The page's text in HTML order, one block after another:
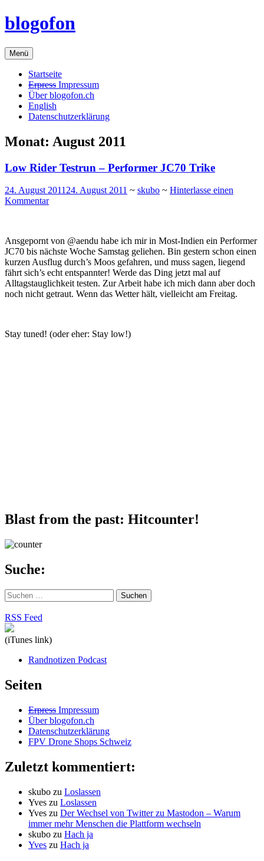
Zum
Inhalt
blogofon
Menü
Startseite
Erpress Impressum
Über blogofon.ch
English
Datenschutzerklärung
Monat: August 2011
Low Rider Testrun – Performer JC70 Trike
24. August 201124. August 2011 ~ skubo ~ Hinterlasse einen
Kommentar
Ansgepornt von @aendu habe ich mir in Most-Indien ein Performer
JC70 bis nächste Woche Samstag geliehen. Bin gestern schon einen
kurzen Ausflug durch’s Moos gefahren, und muss sagen, liegend
fährt sich’s echt entspannter! Werde das Ding jetzt mal auf
Alltagstauglichkeit testen. Zur Arbeit habe ich mich dann aber doch
noch nicht getraut. Wenn das Wetter hält, vielleicht am Freitag.
Stay tuned! (oder eher: Stay low!)
Blast from the past: Hitcounter!
Suche:
Suchen
nach:
RSS Feed
(iTunes link)
Randnotizen Podcast
Seiten
Erpress Impressum
Über blogofon.ch
Datenschutzerklärung
FPV Drone Shops Schweiz
Zuletzt kommentiert:
skubo zu Loslassen
Yves zu Loslassen
Yves zu Der Wechsel von Twitter zu Mastodon – Warum
immer mehr Menschen die Plattform wechseln
skubo zu Hach ja
Yves zu Hach ja